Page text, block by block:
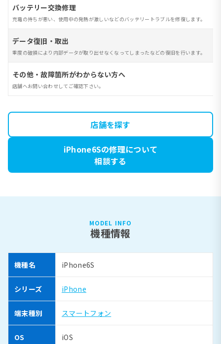
バッテリー交換修理
充電の持ちが悪い、使用中の発熱が激しいなどのバッテリートラブルを修復します。
データ復旧・取出
重度の破損により内部データが取り出せなくなってしまったなどの復旧を行います。
その他・故障箇所がわからない方へ
店舗へお問い合わせしてご確認下さい。
店舗を探す
iPhone6Sの修理について
相談する
MODEL INFO
機種情報
機種名 iPhone6S
シリーズ iPhone
端末種別 スマートフォン
OS iOS